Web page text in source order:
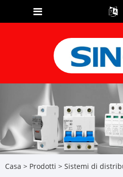
Casa > Prodotti > Sistemi di